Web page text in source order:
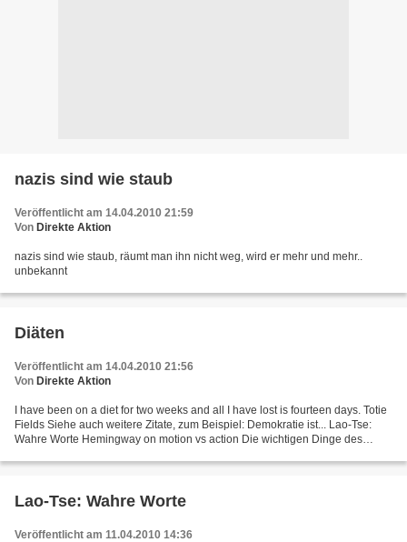
nazis sind wie staub
Veröffentlicht am 14.04.2010 21:59
Von Direkte Aktion
nazis sind wie staub, räumt man ihn nicht weg, wird er mehr und mehr..
unbekannt
Diäten
Veröffentlicht am 14.04.2010 21:56
Von Direkte Aktion
I have been on a diet for two weeks and all I have lost is fourteen days. Totie
Fields Siehe auch weitere Zitate, zum Beispiel: Demokratie ist... Lao-Tse:
Wahre Worte Hemingway on motion vs action Die wichtigen Dinge des
Lao-Tse: Wahre Worte
Veröffentlicht am 11.04.2010 14:36